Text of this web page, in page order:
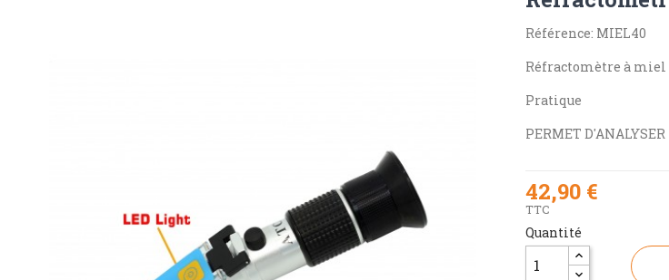
Référence: MIEL40
Réfractomètre à miel
Pratique
PERMET
42,90 €
TTC
Quantité